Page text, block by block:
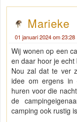
Marieke
01 januari 2024 om 23:28
Wij wonen op een
en daar hoor je echt
Nou zal dat te ver
idee om ergens
huren voor die
de
camping ook rustig